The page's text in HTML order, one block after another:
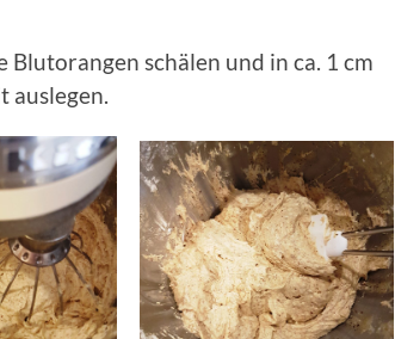
schälen und in ca. 1 cm
auslegen.